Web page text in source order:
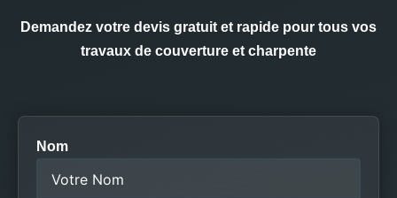
Demandez votre devis gratuit et rapide pour tous vos
travaux de couverture et charpente
Nom